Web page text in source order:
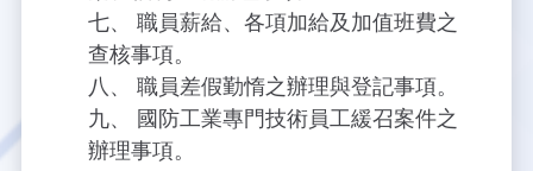
新聞稿
臺慶茶會照片及花絮
新聞報導
宣導網站
其他
研究報告
公務出國報告
預算與決算書
執行績效
問卷調查結果
相關解釋
相關連結
性別統計
檔案法令規章
檔案年度計畫
檔案應用服務
政風宣導
廉政會報專區
陽光法案專區
公共藝術專區
行政作業專區
新進同仁表格填寫
職員薪給、各項加給及加值班費之
查核事項。
職員差假勤惰之辦理與登記事項。
國防工業專門技術員工緩召案件之
辦理事項。